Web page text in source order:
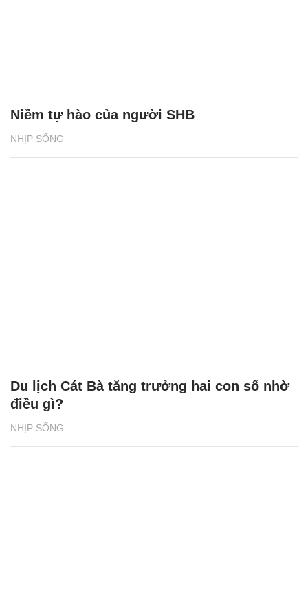
NHỊP SỐNG
Niềm tự hào của người SHB
NHỊP SỐNG
Du lịch Cát Bà tăng trưởng hai con số nhờ
điều gì?